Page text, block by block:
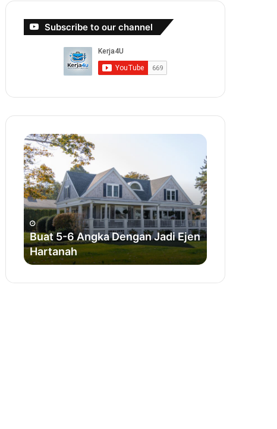
Subscribe to our channel
Buat
5-
6
Angka
Dengan
Jadi
Ejen
Hartanah
Buat 5-6 Angka Dengan Jadi Ejen
Hartanah
Buat
Dengan
Bisnes
Sabun